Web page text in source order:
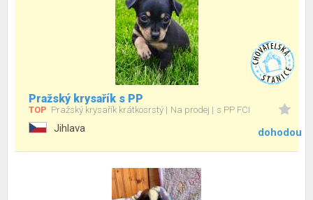
Pražský krysařík s PP
TOP Pražský krysařík krátkosrstý Na prodej s PP FCI
Jihlava dohodou